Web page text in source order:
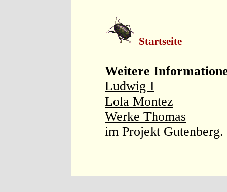
Startseite
Weitere
Ludwig I
Lola Montez
Werke Thomas
im Projekt Gutenberg.